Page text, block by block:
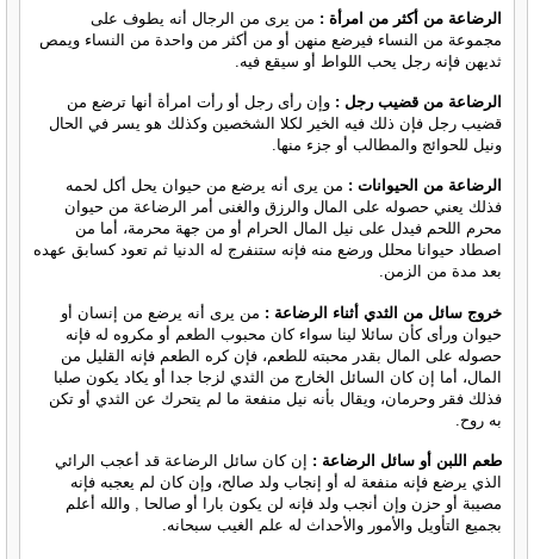
الرضاعة من أكثر من امرأة : من يرى من الرجال أنه يطوف على
مجموعة من النساء فيرضع منهن أو من أكثر من واحدة من النساء ويمص
ثديهن فإنه رجل يحب اللواط أو سيقع فيه.
الرضاعة من قضيب رجل : وإن رأى رجل أو رأت امرأة أنها ترضع من
قضيب رجل فإن ذلك فيه الخير لكلا الشخصين وكذلك هو يسر في الحال
ونيل للحوائج والمطالب أو جزء منها.
الرضاعة من الحيوانات : من يرى أنه يرضع من حيوان يحل أكل لحمه
فذلك يعني حصوله على المال والرزق والغنى أمر الرضاعة من حيوان
محرم اللحم فيدل على نيل المال الحرام أو من جهة محرمة، أما من
اصطاد حيوانا محلل ورضع منه فإنه ستنفرج له الدنيا ثم تعود كسابق عهده
بعد مدة من الزمن.
خروج سائل من الثدي أثناء الرضاعة : من يرى أنه يرضع من إنسان أو
حيوان ورأى كأن سائلا لينا سواء كان محبوب الطعم أو مكروه له فإنه
حصوله على المال بقدر محبته للطعم، فإن كره الطعم فإنه القليل من
المال، أما إن كان السائل الخارج من الثدي لزجا جدا أو يكاد يكون صلبا
فذلك فقر وحرمان، ويقال بأنه نيل منفعة ما لم يتحرك عن الثدي أو تكن
به روح.
طعم اللبن أو سائل الرضاعة : إن كان سائل الرضاعة قد أعجب الرائي
الذي يرضع فإنه منفعة له أو إنجاب ولد صالح، وإن كان لم يعجبه فإنه
مصيبة أو حزن وإن أنجب ولد فإنه لن يكون بارا أو صالحا , والله أعلم
بجميع التأويل والأمور والأحداث له علم الغيب سبحانه.